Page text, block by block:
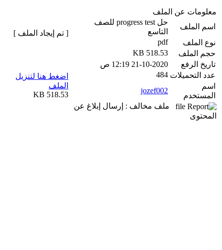
معلومات عن الملف
اسم الملف
حل progress test للصف
التاسع
نوع الملف
pdf
حجم الملف
518.53 KB
تاريخ الرفع
21-10-2020 12:19 ص
عدد التحميلات 484
اسم
المستخدم
jozef002
ملف مخالف : إرسال إبلاغ عن
المحتوى
[ تم إيجاد الملف ]
اضغط هنا لتنزيل
الملف
518.53 KB